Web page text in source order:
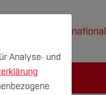
International
Analyse- und